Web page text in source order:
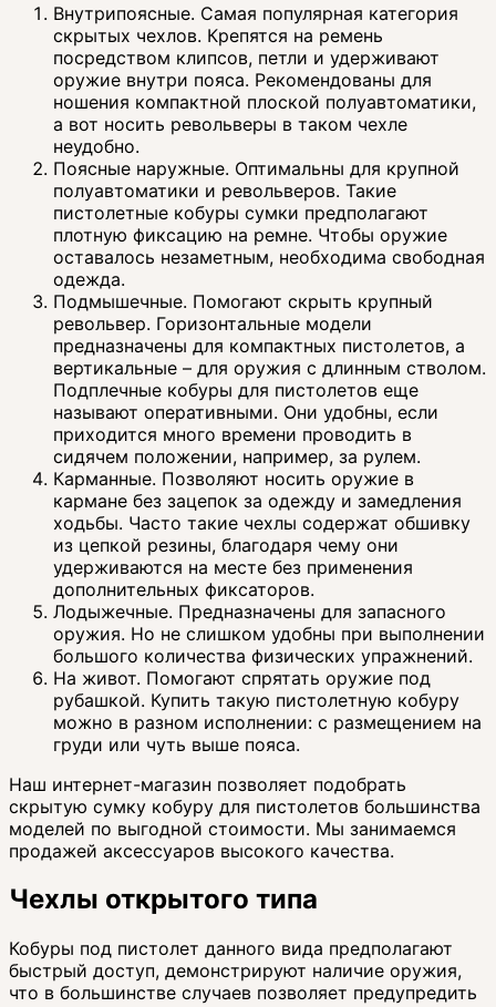
Внутрипоясные. Самая популярная категория
скрытых чехлов. Крепятся на ремень
посредством клипсов, петли и удерживают
оружие внутри пояса. Рекомендованы для
ношения компактной плоской полуавтоматики,
а вот носить револьверы в таком чехле
неудобно.
Поясные наружные. Оптимальны для крупной
полуавтоматики и револьверов. Такие
пистолетные кобуры сумки предполагают
плотную фиксацию на ремне. Чтобы оружие
оставалось незаметным, необходима свободная
одежда.
Подмышечные. Помогают скрыть крупный
револьвер. Горизонтальные модели
предназначены для компактных пистолетов, а
вертикальные – для оружия с длинным стволом.
Подплечные кобуры для пистолетов еще
называют оперативными. Они удобны, если
приходится много времени проводить в
сидячем положении, например, за рулем.
Карманные. Позволяют носить оружие в
кармане без зацепок за одежду и замедления
ходьбы. Часто такие чехлы содержат обшивку
из цепкой резины, благодаря чему они
удерживаются на месте без применения
дополнительных фиксаторов.
Лодыжечные. Предназначены для запасного
оружия. Но не слишком удобны при выполнении
большого количества физических упражнений.
На живот. Помогают спрятать оружие под
рубашкой. Купить такую пистолетную кобуру
можно в разном исполнении: с размещением на
груди или чуть выше пояса.
Наш интернет-магазин позволяет подобрать
скрытую сумку кобуру для пистолетов большинства
моделей по выгодной стоимости. Мы занимаемся
продажей аксессуаров высокого качества.
Чехлы открытого типа
Кобуры под пистолет данного вида предполагают
быстрый доступ, демонстрируют наличие оружия,
что в большинстве случаев позволяет предупредить